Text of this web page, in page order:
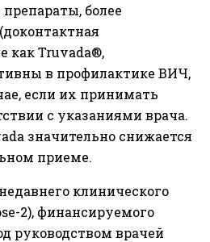
более
как Truvada®,
в профилактике ВИЧ,
если их принимать
с указаниями врача.
значительно снижается
приеме.
клинического
2), финансируемого
руководством врачей